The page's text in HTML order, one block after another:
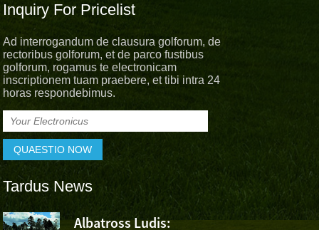
Inquiry For Pricelist
Ad interrogandum de clausura golforum, de
rectoribus golforum, et de parco fustibus
golforum, rogamus te electronicam
inscriptionem tuam praebere, et tibi intra 24
horas respondebimus.
Tardus News
Albatross Ludis: Albatross